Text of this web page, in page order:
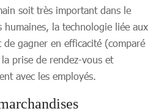
soit très important dans le
humaines, la technologie liée aux
de gagner en efficacité (comparé
prise de rendez-vous et
avec les employés.